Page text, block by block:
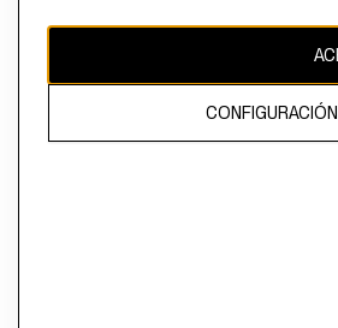
CAMBIAR REGIÓN
El contenido de esta página web está